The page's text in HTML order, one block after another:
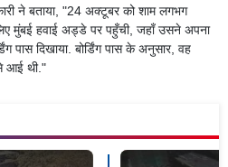
ने बताया, "24 अक्टूबर को शाम लगभग
मुंबई हवाई अड्डे पर पहुँची, जहाँ उसने अपना
पास दिखाया. बोर्डिंग पास के अनुसार, वह
आई थी."